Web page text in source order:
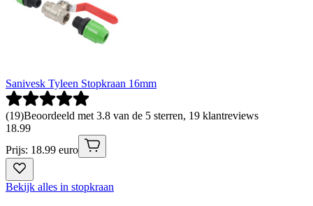
Sanivesk Tyleen Stopkraan 16mm
(19)Beoordeeld met 3.8 van de 5 sterren, 19 klantreviews
18.99
Prijs: 18.99 euro
Bekijk alles in stopkraan